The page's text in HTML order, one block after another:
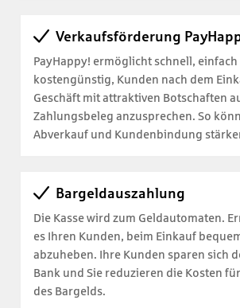
Verkaufsförderung
PayHappy! ermöglicht schnell, einfach
kostengünstig, Kunden nach dem
Geschäft mit attraktiven Botschaften
Zahlungsbeleg anzusprechen. So
Abverkauf und Kundenbindung
Bargeldauszahlung
Die Kasse wird zum Geldautomaten.
es Ihren Kunden, beim Einkauf
abzuheben. Ihre Kunden sparen sich
Bank und Sie reduzieren die Kosten
des Bargelds.